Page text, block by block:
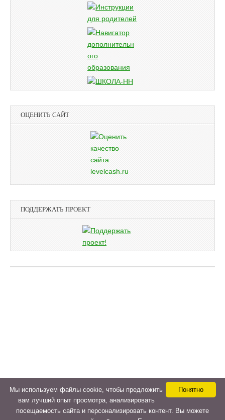
ОЦЕНИТЬ САЙТ
ПОДДЕРЖАТЬ ПРОЕКТ
Понятно
Мы используем файлы cookie, чтобы предложить
вам лучший опыт просмотра, анализировать
посещаемость сайта и персонализировать контент. Вы можете